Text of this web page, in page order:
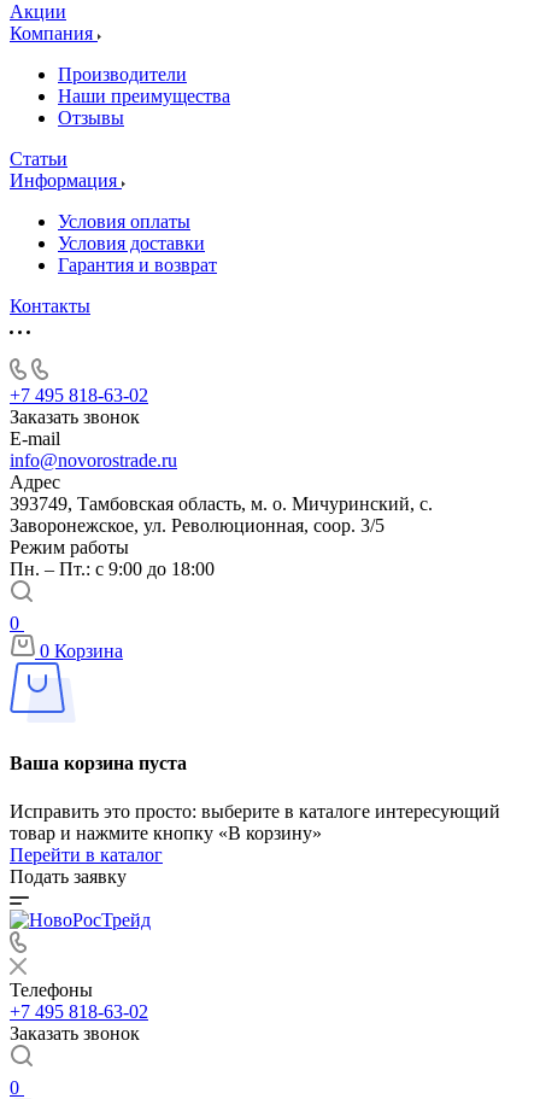
Акции
Компания
Производители
Наши преимущества
Отзывы
Статьи
Информация
Условия оплаты
Условия доставки
Гарантия и возврат
Контакты
+7 495 818-63-02
Заказать звонок
E-mail
info@novorostrade.ru
Адрес
393749, Тамбовская область, м. о. Мичуринский, с.
Заворонежское, ул. Революционная, соор. 3/5
Режим работы
Пн. – Пт.: с 9:00 до 18:00
0
0 Корзина
Ваша корзина пуста
Исправить это просто: выберите в каталоге интересующий
товар и нажмите кнопку «В корзину»
Перейти в каталог
Подать заявку
Телефоны
+7 495 818-63-02
Заказать звонок
0